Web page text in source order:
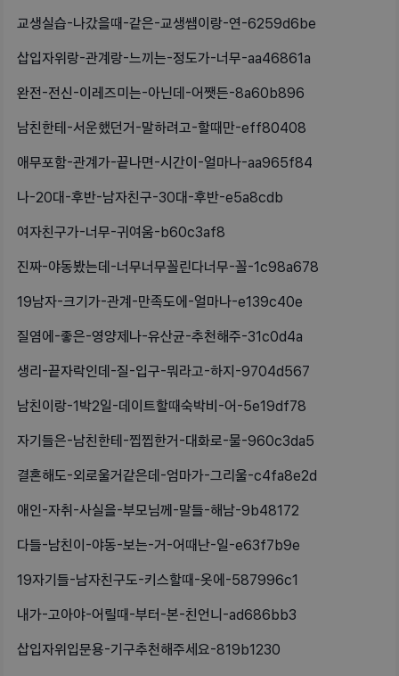
교생실습-나갔을때-같은-교생쌤이랑-연-6259d6be
삽입자위랑-관계랑-느끼는-정도가-너무-aa46861a
완전-전신-이레즈미는-아닌데-어쨋든-8a60b896
남친한테-서운했던거-말하려고-할때만-eff80408
애무포함-관계가-끝나면-시간이-얼마나-aa965f84
나-20대-후반-남자친구-30대-후반-e5a8cdb
여자친구가-너무-귀여움-b60c3af8
진짜-야동봤는데-너무너무꼴린다너무-꼴-1c98a678
19남자-크기가-관계-만족도에-얼마나-e139c40e
질염에-좋은-영양제나-유산균-추천해주-31c0d4a
생리-끝자락인데-질-입구-뭐라고-하지-9704d567
남친이랑-1박2일-데이트할때숙박비-어-5e19df78
자기들은-남친한테-찝찝한거-대화로-물-960c3da5
결혼해도-외로울거같은데-엄마가-그리울-c4fa8e2d
애인-자취-사실을-부모님께-말들-해남-9b48172
다들-남친이-야동-보는-거-어때난-일-e63f7b9e
19자기들-남자친구도-키스할때-옷에-587996c1
내가-고아야-어릴때-부터-본-친언니-ad686bb3
삽입자위입문용-기구추천해주세요-819b1230